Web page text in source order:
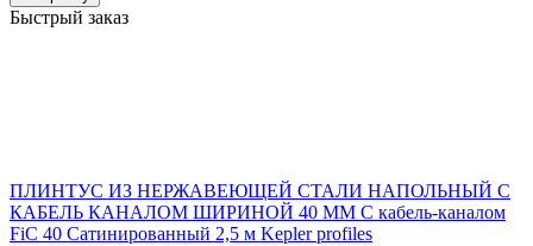
Быстрый заказ
ПЛИНТУС ИЗ НЕРЖАВЕЮЩЕЙ СТАЛИ НАПОЛЬНЫЙ С
КАБЕЛЬ КАНАЛОМ ШИРИНОЙ 40 ММ С кабель-каналом
FiC 40 Сатинированный 2,5 м Kepler profiles